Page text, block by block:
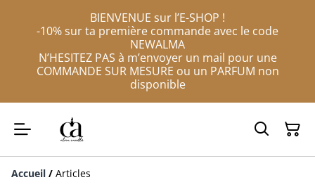
BIENVENUE sur l’E-SHOP !
-10% sur ta première commande avec le code
NEWALMA
N’HESITEZ PAS à m’envoyer un mail pour une
COMMANDE SUR MESURE ou un PARFUM non
disponible
Accueil / Articles